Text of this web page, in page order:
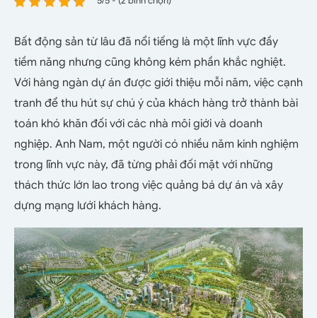
Bất động sản từ lâu đã nổi tiếng là một lĩnh vực đầy
tiềm năng nhưng cũng không kém phần khắc nghiệt.
Với hàng ngàn dự án được giới thiệu mỗi năm, việc cạnh
tranh để thu hút sự chú ý của khách hàng trở thành bài
toán khó khăn đối với các nhà môi giới và doanh
nghiệp. Anh Nam, một người có nhiều năm kinh nghiệm
trong lĩnh vực này, đã từng phải đối mặt với những
thách thức lớn lao trong việc quảng bá dự án và xây
dựng mạng lưới khách hàng.